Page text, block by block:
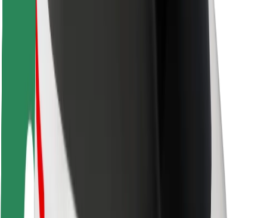
Безопасность
Безопасность водителей
Безопасность самокатов
Лаборатория безопасности
Города
Регионы
Решения для городской среды
Аэропорты
Зарядные док-станции Bolt